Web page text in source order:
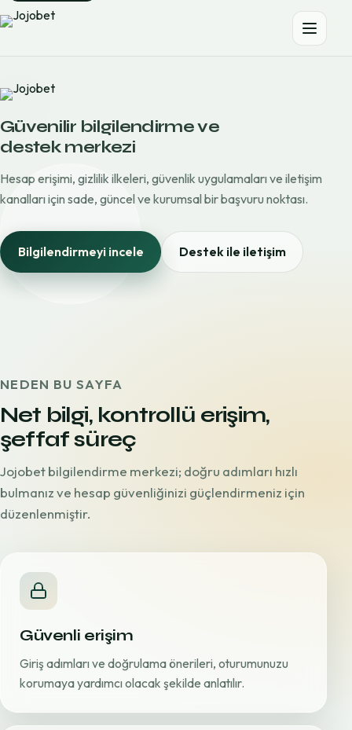
Güvenilir bilgilendirme ve
destek merkezi
Hesap erişimi, gizlilik ilkeleri, güvenlik uygulamaları ve iletişim
kanalları için sade, güncel ve kurumsal bir başvuru noktası.
Bilgilendirmeyi incele Destek ile iletişim
NEDEN BU SAYFA
Net bilgi, kontrollü erişim,
şeffaf süreç
Jojobet bilgilendirme merkezi; doğru adımları hızlı
bulmanız ve hesap güvenliğinizi güçlendirmeniz için
düzenlenmiştir.
Güvenli erişim
Giriş adımları ve doğrulama önerileri, oturumunuzu
korumaya yardımcı olacak şekilde anlatılır.